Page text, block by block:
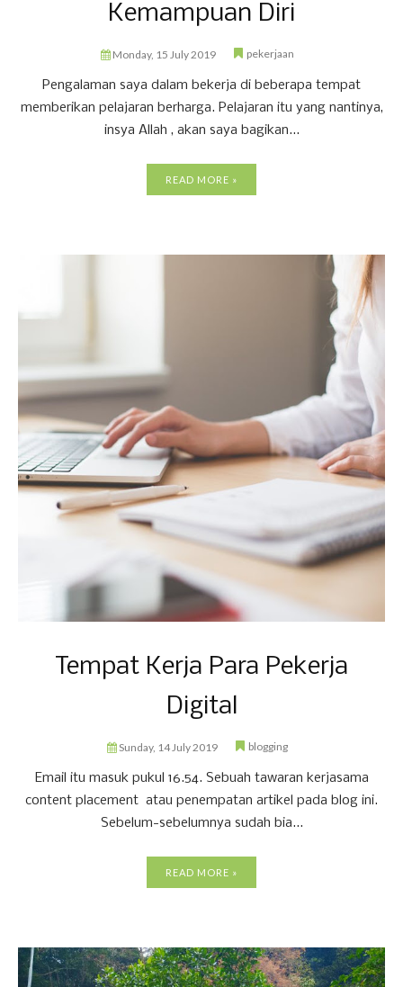
Kemampuan Diri
Monday, 15 July 2019 pekerjaan
Pengalaman saya dalam bekerja di beberapa tempat
memberikan pelajaran berharga. Pelajaran itu yang nantinya,
insya Allah , akan saya bagikan...
READ MORE »
Tempat Kerja Para Pekerja
Digital
Sunday, 14 July 2019 blogging
Email itu masuk pukul 16.54. Sebuah tawaran kerjasama
content placement atau penempatan artikel pada blog ini.
Sebelum-sebelumnya sudah bia...
READ MORE »